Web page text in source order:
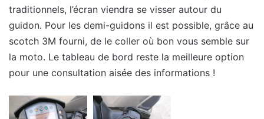
traditionnels, l’écran viendra se visser autour du
guidon. Pour les demi-guidons il est possible, grâce au
scotch 3M fourni, de le coller où bon vous semble sur
la moto. Le tableau de bord reste la meilleure option
pour une consultation aisée des informations !